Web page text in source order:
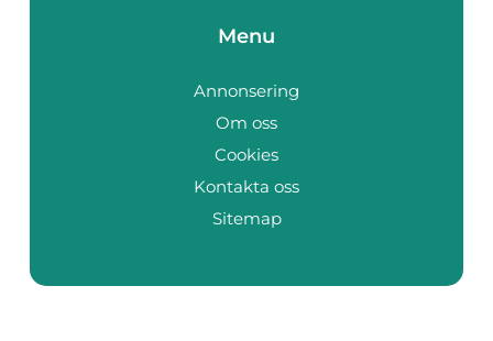
Menu
Annonsering
Om oss
Cookies
Kontakta oss
Sitemap